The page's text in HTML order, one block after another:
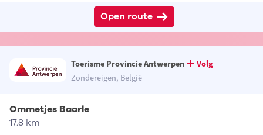
Open route
Toerisme Provincie Antwerpen
Volg
Zondereigen, België
Ommetjes Baarle
17.8 km